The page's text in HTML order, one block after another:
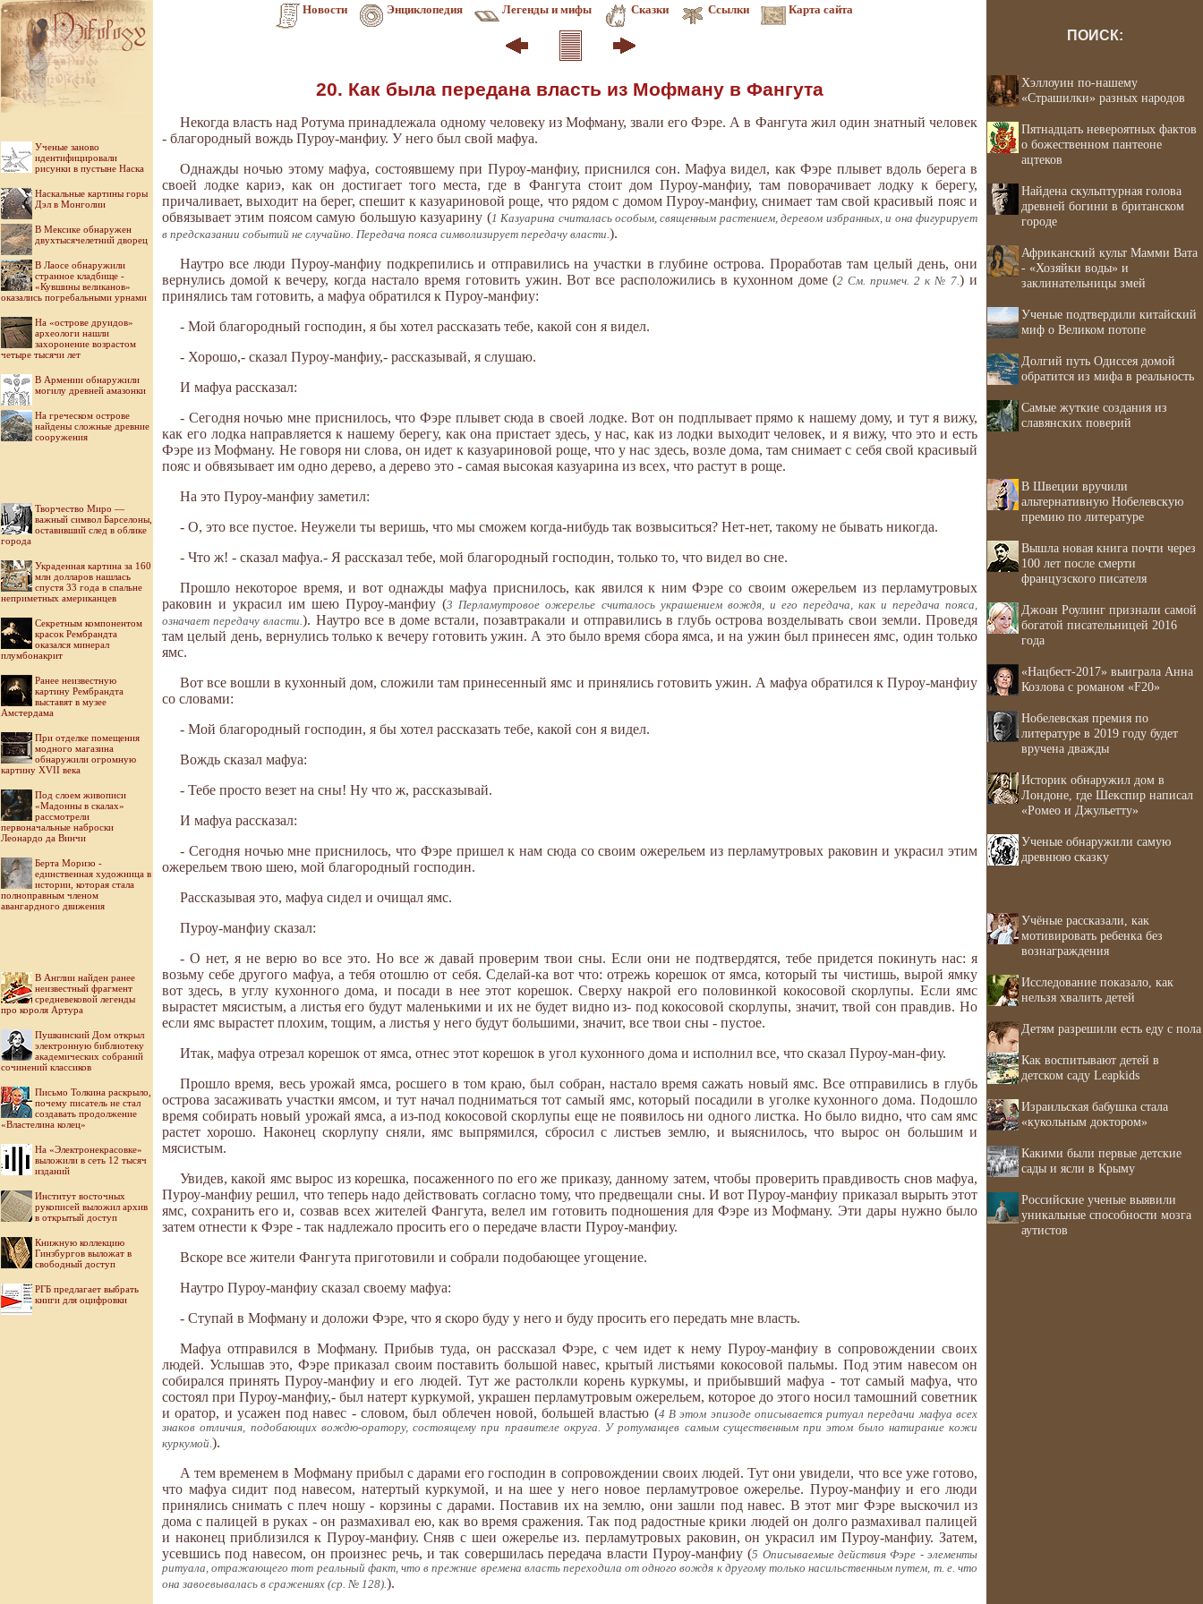
Новости Энциклопедия Легенды и мифы Сказки Ссылки Карта сайта
Ученые заново
идентифицировали
рисунки в пустыне Наска
Наскальные картины горы
Дэл в Монголии
В Мексике обнаружен
двухтысячелетний дворец
В Лаосе обнаружили
странное кладбище -
«Кувшины великанов»
оказались погребальными урнами
На «острове друидов»
археологи нашли
захоронение возрастом
четыре тысячи лет
В Армении обнаружили
могилу древней амазонки
На греческом острове
найдены сложные древние
сооружения
Творчество Миро —
важный символ Барселоны,
оставивший след в облике
города
Украденная картина за 160
млн долларов нашлась
спустя 33 года в спальне
неприметных американцев
Секретным компонентом
красок Рембрандта
оказался минерал
плумбонакрит
Ранее неизвестную
картину Рембрандта
выставят в музее
Амстердама
При отделке помещения
модного магазина
обнаружили огромную
картину XVII века
Под слоем живописи
«Мадонны в скалах»
рассмотрели
первоначальные наброски
Леонардо да Винчи
Берта Моризо -
единственная художница в
истории, которая стала
полноправным членом
авангардного движения
В Англии найден ранее
неизвестный фрагмент
средневековой легенды
про короля Артура
Пушкинский Дом открыл
электронную библиотеку
академических собраний
сочинений классиков
Письмо Толкина раскрыло,
почему писатель не стал
создавать продолжение
«Властелина колец»
На «Электронекрасовке»
выложили в сеть 12 тысяч
изданий
Институт восточных
рукописей выложил архив
в открытый доступ
Книжную коллекцию
Гинзбургов выложат в
свободный доступ
РГБ предлагает выбрать
книги для оцифровки
20. Как была передана власть из Мофману в Фангута
Некогда власть над Ротума принадлежала одному человеку из Мофману, звали его Фэре. А в Фангута жил один знатный человек
- благородный вождь Пуроу-манфиу. У него был свой мафуа.
Однажды ночью этому мафуа, состоявшему при Пуроу-манфиу, приснился сон. Мафуа видел, как Фэре плывет вдоль берега в
своей лодке кариэ, как он достигает того места, где в Фангута стоит дом Пуроу-манфиу, там поворачивает лодку к берегу,
причаливает, выходит на берег, спешит к казуариновой роще, что рядом с домом Пуроу-манфиу, снимает там свой красивый пояс и
обвязывает этим поясом самую большую казуарину (1 Казуарина считалась особым, священным растением, деревом избранных, и она фигурирует
в предсказании событий не случайно. Передача пояса символизирует передачу власти.).
Наутро все люди Пуроу-манфиу подкрепились и отправились на участки в глубине острова. Проработав там целый день, они
вернулись домой к вечеру, когда настало время готовить ужин. Вот все расположились в кухонном доме (2 См. примеч. 2 к № 7.) и
принялись там готовить, а мафуа обратился к Пуроу-манфиу:
- Мой благородный господин, я бы хотел рассказать тебе, какой сон я видел.
- Хорошо,- сказал Пуроу-манфиу,- рассказывай, я слушаю.
И мафуа рассказал:
- Сегодня ночью мне приснилось, что Фэре плывет сюда в своей лодке. Вот он подплывает прямо к нашему дому, и тут я вижу,
как его лодка направляется к нашему берегу, как она пристает здесь, у нас, как из лодки выходит человек, и я вижу, что это и есть
Фэре из Мофману. Не говоря ни слова, он идет к казуариновой роще, что у нас здесь, возле дома, там снимает с себя свой красивый
пояс и обвязывает им одно дерево, а дерево это - самая высокая казуарина из всех, что растут в роще.
На это Пуроу-манфиу заметил:
- О, это все пустое. Неужели ты веришь, что мы сможем когда-нибудь так возвыситься? Нет-нет, такому не бывать никогда.
- Что ж! - сказал мафуа.- Я рассказал тебе, мой благородный господин, только то, что видел во сне.
Прошло некоторое время, и вот однажды мафуа приснилось, как явился к ним Фэре со своим ожерельем из перламутровых
раковин и украсил им шею Пуроу-манфиу (3 Перламутровое ожерелье считалось украшением вождя, и его передача, как и передача пояса,
означает передачу власти.). Наутро все в доме встали, позавтракали и отправились в глубь острова возделывать свои земли. Проведя
там целый день, вернулись только к вечеру готовить ужин. А это было время сбора ямса, и на ужин был принесен ямс, один только
ямс.
Вот все вошли в кухонный дом, сложили там принесенный ямс и принялись готовить ужин. А мафуа обратился к Пуроу-манфиу
со словами:
- Мой благородный господин, я бы хотел рассказать тебе, какой сон я видел.
Вождь сказал мафуа:
- Тебе просто везет на сны! Ну что ж, рассказывай.
И мафуа рассказал:
- Сегодня ночью мне приснилось, что Фэре пришел к нам сюда со своим ожерельем из перламутровых раковин и украсил этим
ожерельем твою шею, мой благородный господин.
Рассказывая это, мафуа сидел и очищал ямс.
Пуроу-манфиу сказал:
- О нет, я не верю во все это. Но все ж давай проверим твои сны. Если они не подтвердятся, тебе придется покинуть нас: я
возьму себе другого мафуа, а тебя отошлю от себя. Сделай-ка вот что: отрежь корешок от ямса, который ты чистишь, вырой ямку
вот здесь, в углу кухонного дома, и посади в нее этот корешок. Сверху накрой его половинкой кокосовой скорлупы. Если ямс
вырастет мясистым, а листья его будут маленькими и их не будет видно из- под кокосовой скорлупы, значит, твой сон правдив. Но
если ямс вырастет плохим, тощим, а листья у него будут большими, значит, все твои сны - пустое.
Итак, мафуа отрезал корешок от ямса, отнес этот корешок в угол кухонного дома и исполнил все, что сказал Пуроу-ман-фиу.
Прошло время, весь урожай ямса, росшего в том краю, был собран, настало время сажать новый ямс. Все отправились в глубь
острова засаживать участки ямсом, и тут начал подниматься тот самый ямс, который посадили в уголке кухонного дома. Подошло
время собирать новый урожай ямса, а из-под кокосовой скорлупы еще не появилось ни одного листка. Но было видно, что сам ямс
растет хорошо. Наконец скорлупу сняли, ямс выпрямился, сбросил с листьев землю, и выяснилось, что вырос он большим и
мясистым.
Увидев, какой ямс вырос из корешка, посаженного по его же приказу, данному затем, чтобы проверить правдивость снов мафуа,
Пуроу-манфиу решил, что теперь надо действовать согласно тому, что предвещали сны. И вот Пуроу-манфиу приказал вырыть этот
ямс, сохранить его и, созвав всех жителей Фангута, велел им готовить подношения для Фэре из Мофману. Эти дары нужно было
затем отнести к Фэре - так надлежало просить его о передаче власти Пуроу-манфиу.
Вскоре все жители Фангута приготовили и собрали подобающее угощение.
Наутро Пуроу-манфиу сказал своему мафуа:
- Ступай в Мофману и доложи Фэре, что я скоро буду у него и буду просить его передать мне власть.
Мафуа отправился в Мофману. Прибыв туда, он рассказал Фэре, с чем идет к нему Пуроу-манфиу в сопровождении своих
людей. Услышав это, Фэре приказал своим поставить большой навес, крытый листьями кокосовой пальмы. Под этим навесом он
собирался принять Пуроу-манфиу и его людей. Тут же растолкли корень куркумы, и прибывший мафуа - тот самый мафуа, что
состоял при Пуроу-манфиу,- был натерт куркумой, украшен перламутровым ожерельем, которое до этого носил тамошний советник
и оратор, и усажен под навес - словом, был облечен новой, большей властью (4 В этом эпизоде описывается ритуал передачи мафуа всех
знаков отличия, подобающих вождю-оратору, состоящему при правителе округа. У ротуманцев самым существенным при этом было натирание кожи
куркумой.).
А тем временем в Мофману прибыл с дарами его господин в сопровождении своих людей. Тут они увидели, что все уже готово,
что мафуа сидит под навесом, натертый куркумой, и на шее у него новое перламутровое ожерелье. Пуроу-манфиу и его люди
принялись снимать с плеч ношу - корзины с дарами. Поставив их на землю, они зашли под навес. В этот миг Фэре выскочил из
дома с палицей в руках - он размахивал ею, как во время сражения. Так под радостные крики людей он долго размахивал палицей
и наконец приблизился к Пуроу-манфиу. Сняв с шеи ожерелье из. перламутровых раковин, он украсил им Пуроу-манфиу. Затем,
усевшись под навесом, он произнес речь, и так совершилась передача власти Пуроу-манфиу (5 Описываемые действия Фэре - элементы
ритуала, отражающего тот реальный факт, что в прежние времена власть переходила от одного вождя к другому только насильственным путем, т. е. что
она завоевывалась в сражениях (ср. № 128).).
ПОИСК:
Хэллоуин по-нашему
«Страшилки» разных народов
Пятнадцать невероятных фактов
о божественном пантеоне
ацтеков
Найдена скульптурная голова
древней богини в британском
городе
Африканский культ Мамми Вата
- «Хозяйки воды» и
заклинательницы змей
Ученые подтвердили китайский
миф о Великом потопе
Долгий путь Одиссея домой
обратится из мифа в реальность
Самые жуткие создания из
славянских поверий
В Швеции вручили
альтернативную Нобелевскую
премию по литературе
Вышла новая книга почти через
100 лет после смерти
французского писателя
Джоан Роулинг признали самой
богатой писательницей 2016
года
«Нацбест-2017» выиграла Анна
Козлова с романом «F20»
Нобелевская премия по
литературе в 2019 году будет
вручена дважды
Историк обнаружил дом в
Лондоне, где Шекспир написал
«Ромео и Джульетту»
Ученые обнаружили самую
древнюю сказку
Учёные рассказали, как
мотивировать ребенка без
вознаграждения
Исследование показало, как
нельзя хвалить детей
Детям разрешили есть еду с пола
Как воспитывают детей в
детском саду Leapkids
Израильская бабушка стала
«кукольным доктором»
Какими были первые детские
сады и ясли в Крыму
Российские ученые выявили
уникальные способности мозга
аутистов